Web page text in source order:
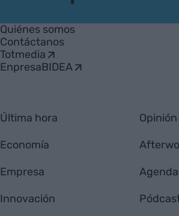
Empresa
Quiénes somos
Contáctanos
Totmedia
EnpresaBIDEA
Última hora
Economía
Empresa
Innovación
Opinión
Agenda